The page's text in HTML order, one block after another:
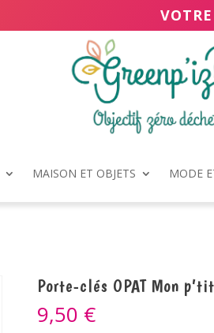
MAISON ET OBJETS MODE
Porte-clés OPAT Mon
9,50 €